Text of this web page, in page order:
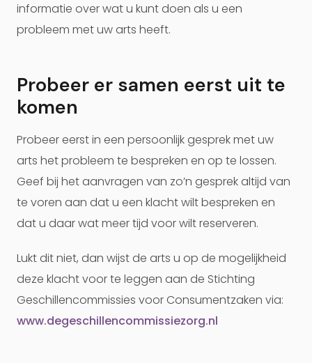
informatie over wat u kunt doen als u een
probleem met uw arts heeft.
Probeer er samen eerst uit te
komen
Probeer eerst in een persoonlijk gesprek met uw
arts het probleem te bespreken en op te lossen.
Geef bij het aanvragen van zo’n gesprek altijd van
te voren aan dat u een klacht wilt bespreken en
dat u daar wat meer tijd voor wilt reserveren.
Lukt dit niet, dan wijst de arts u op de mogelijkheid
deze klacht voor te leggen aan de Stichting
Geschillencommissies voor Consumentzaken via:
www.degeschillencommissiezorg.nl